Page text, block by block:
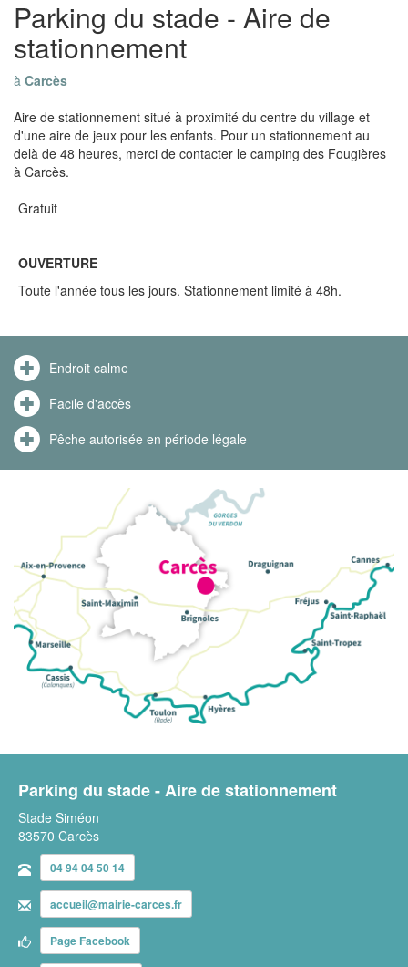
Parking du stade - Aire de
stationnement
à Carcès
Aire de stationnement situé à proximité du centre du village et
d'une aire de jeux pour les enfants. Pour un stationnement au
delà de 48 heures, merci de contacter le camping des Fougières
à Carcès.
Gratuit
OUVERTURE
Toute l'année tous les jours. Stationnement limité à 48h.
Endroit calme
Facile d'accès
Pêche autorisée en période légale
Parking du stade - Aire de stationnement
Stade Siméon
83570 Carcès
04 94 04 50 14
accueil@mairie-carces.fr
Page Facebook